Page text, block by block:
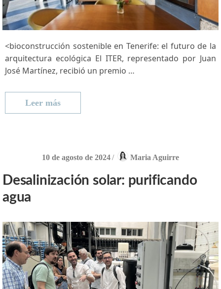
<bioconstrucción sostenible en Tenerife: el futuro de la
arquitectura ecológica El ITER, representado ⁢por Juan
José Martínez, recibió‍ un premio …
Leer más
10 de agosto de 2024/ Maria Aguirre
Desalinización solar: purificando
agua